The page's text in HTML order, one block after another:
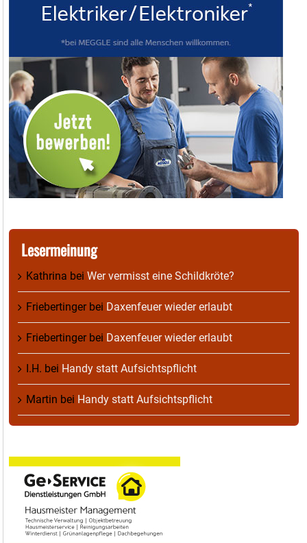
Lesermeinung
Kathrina bei Wer vermisst eine Schildkröte?
Friebertingerbei Daxenfeuer wieder erlaubt
Friebertingerbei Daxenfeuer wieder erlaubt
I.H. bei Handy statt Aufsichtspflicht
Martin bei Handy statt Aufsichtspflicht